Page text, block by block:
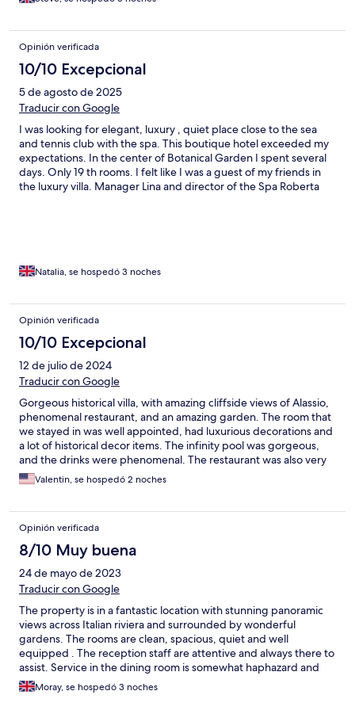
Opinión verificada
10/10 Excepcional
5 de agosto de 2025
Traducir con Google
I was looking for elegant, luxury , quiet place close to the sea
and tennis club with the spa. This boutique hotel exceeded my
expectations. In the center of Botanical Garden I spent several
days. Only 19 th rooms. I felt like I was a guest of my friends in
the luxury villa. Manager Lina and director of the Spa Roberta
Natalia, se hospedó 3 noches
Opinión verificada
10/10 Excepcional
12 de julio de 2024
Traducir con Google
Gorgeous historical villa, with amazing cliffside views of Alassio,
phenomenal restaurant, and an amazing garden. The room that
we stayed in was well appointed, had luxurious decorations and
a lot of historical decor items. The infinity pool was gorgeous,
and the drinks were phenomenal. The restaurant was also very
good, and we had to try the five course prix fixe menu. The staff
was amazing, and were very courteous, professional and
Valentin, se hospedó 2 noches
Opinión verificada
8/10 Muy buena
24 de mayo de 2023
Traducir con Google
The property is in a fantastic location with stunning panoramic
views across Italian riviera and surrounded by wonderful
gardens. The rooms are clean, spacious, quiet and well
equipped . The reception staff are attentive and always there to
assist. Service in the dining room is somewhat haphazard and
unco-ordinated however and not up to the usual Relais &
Chateaux and Michelin standard in my opinion. Breakfast in
Moray, se hospedó 3 noches